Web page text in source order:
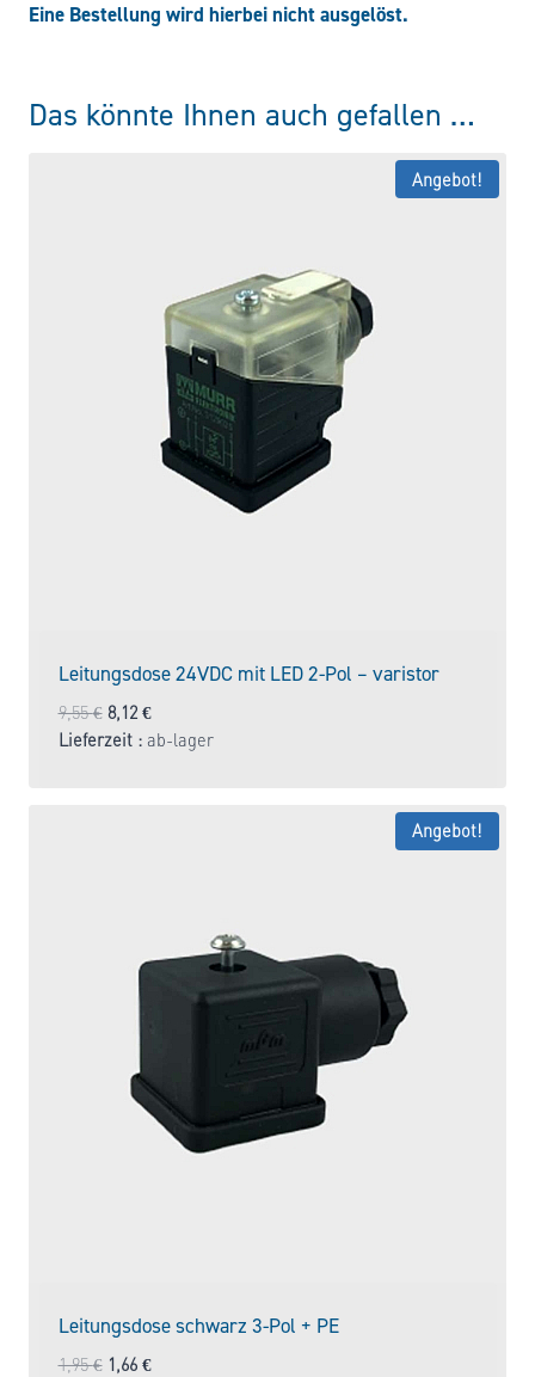
Eine Bestellung wird hierbei nicht ausgelöst.
Das könnte Ihnen auch gefallen …
Angebot!
Leitungsdose 24VDC mit LED 2-Pol – varistor
9,55€ Ursprünglicher
Preis
8,12 €Aktueller
Preis
Lieferzeit : ab-lager
Angebot!
Leitungsdose schwarz 3-Pol + PE
1,95€ Ursprünglicher
1,66 €Aktueller